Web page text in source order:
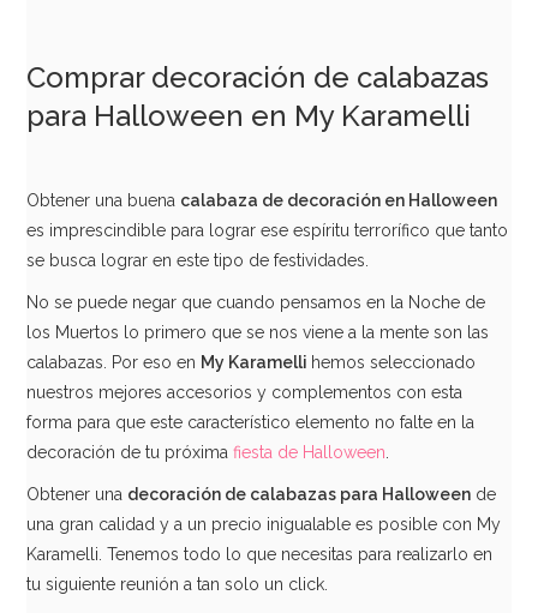
Comprar decoración de calabazas
para Halloween en My Karamelli
Obtener una buena calabaza de decoración en Halloween
es imprescindible para lograr ese espíritu terrorífico que tanto
se busca lograr en este tipo de festividades.
No se puede negar que cuando pensamos en la Noche de
los Muertos lo primero que se nos viene a la mente son las
calabazas. Por eso en My Karamelli hemos seleccionado
nuestros mejores accesorios y complementos con esta
forma para que este característico elemento no falte en la
decoración de tu próximafiesta de Halloween
Obtener una decoración de calabazas para Halloween de
una gran calidad y a un precio inigualable es posible con My
Karamelli. Tenemos todo lo que necesitas para realizarlo en
tu siguiente reunión a tan solo un click.